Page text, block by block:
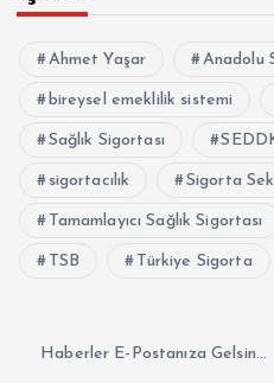
Ahmet Yaşar Anadolu
bireysel emeklilik sistemi
Sağlık Sigortası
sigortacılık Sigorta
Tamamlayıcı Sağlık Sigortası
TSB Türkiye Sigorta
Haberler E-Postanıza Gelsin...